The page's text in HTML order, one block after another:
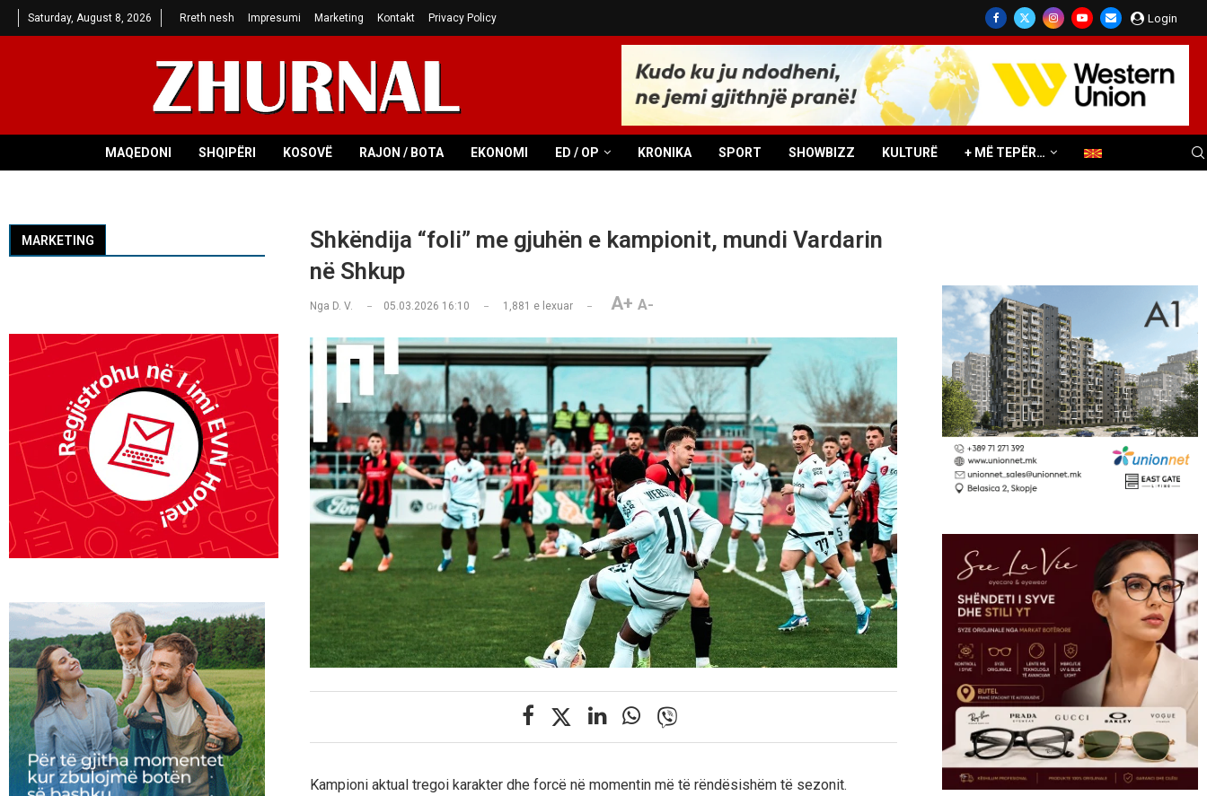
Saturday, August 8, 2026 Rreth nesh Impresumi Marketing Kontakt Privacy Policy Login
MAQEDONI SHQIPËRI KOSOVË RAJON / BOTA EKONOMI ED / OP KRONIKA SPORT SHOWBIZZ KULTURË + MË TEPËR…
Shkëndija “foli” me gjuhën e kampionit, mundi Vardarin
në Shkup
Nga D. V. 05.03.2026 16:10 1,881 e lexuar A+ A-
Kampioni aktual tregoi karakter dhe forcë në momentin më të rëndësishëm të sezonit.
MARKETING